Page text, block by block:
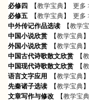
必修四
【教学宝典】 更多
必修五 【教学宝典】 更多
中外传记作品选读 【教学
中国小说欣赏 【教学宝典】
外国小说欣赏 【教学宝典】
中国古代诗歌散文欣赏 【
中国现代诗歌散文欣赏 【
语言文字应用
【教学宝典】
先秦诸子选读 【教学宝典】
文章写作与修改 【教学宝典